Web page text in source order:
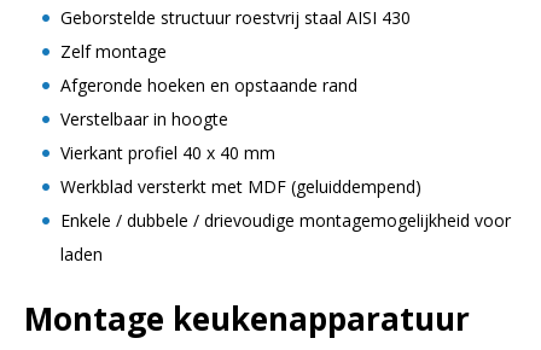
Geborstelde structuur roestvrij staal AISI 430
Zelf montage
Afgeronde hoeken en opstaande rand
Verstelbaar in hoogte
Vierkant profiel 40 x 40 mm
Werkblad versterkt met MDF (geluiddempend)
Enkele / dubbele / drievoudige montagemogelijkheid voor
laden
Montage keukenapparatuur